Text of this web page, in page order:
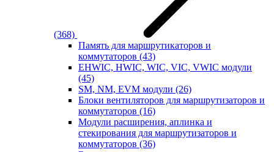
(368)
Память для маршрутикаторов и
коммутаторов (43)
EHWIC, HWIC, WIC, VIC, VWIC модули
(45)
SM, NM, EVM модули (26)
Блоки вентиляторов для маршрутизаторов и
коммутаторов (16)
Модули расширения, аплинка и
стекирования для маршрутизаторов и
коммутаторов (36)